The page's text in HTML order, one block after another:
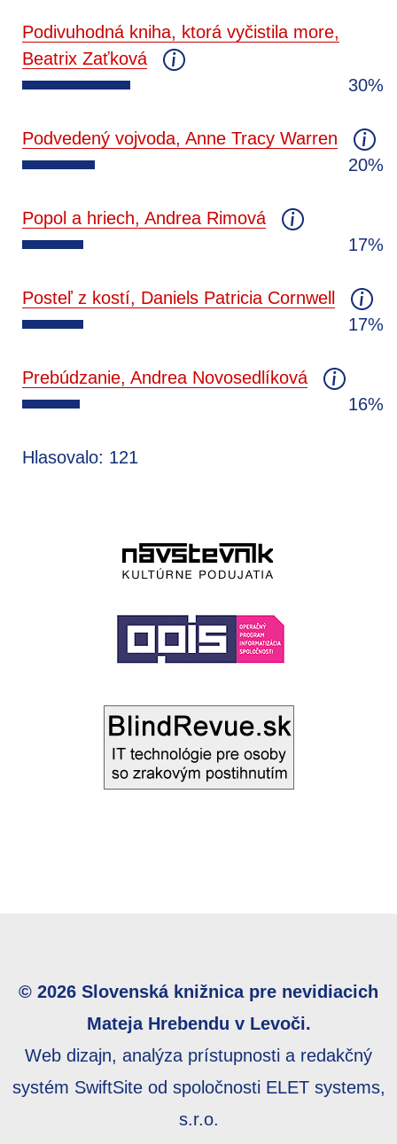
Podivuhodná kniha, ktorá vyčistila more,
Beatrix Zaťková
30%
Podvedený vojvoda, Anne Tracy Warren
20%
Popol a hriech, Andrea Rimová
17%
Posteľ z kostí, Daniels Patricia Cornwell
17%
Prebúdzanie, Andrea Novosedlíková
16%
Hlasovalo: 121
© 2026 Slovenská knižnica pre nevidiacich
Mateja Hrebendu v Levoči.
Web dizajn, analýza prístupnosti a redakčný
systém SwiftSite od spoločnosti ELET systems,
s.r.o.